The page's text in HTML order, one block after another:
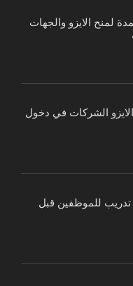
لمنح الايزو والجهات
الشركات في دخول
تدريب للموظفين قبل